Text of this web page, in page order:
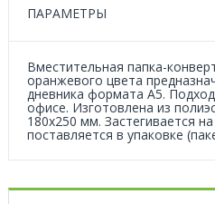
ПАРАМЕТРЫ
Вместительная папка-
оранжевого цвета
дневника формата A5.
офисе. Изготовлена из
180x250 мм. Застегивается
поставляется в упаковке